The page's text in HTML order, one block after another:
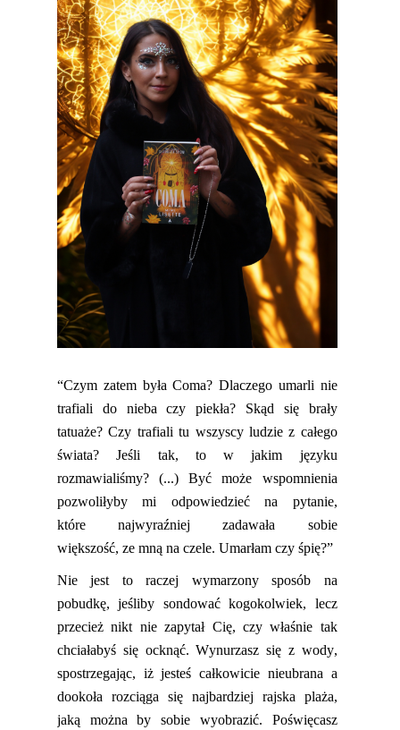
“Czym zatem byłaComa? Dlaczego umarli nie
trafiali do nieba czy piekła? Skąd się brały
tatuaże? Czy trafiali tu wszyscy ludzie z całego
świata? Jeśli tak, to w jakim języku
rozmawialiśmy? (...) Być może wspomnienia
pozwoliłyby mi odpowiedzieć na pytanie,
którenajwyraźniej zadawała sobie
większość, ze mną na czele. Umarłam czy śpię?”
Nie jest to raczej wymarzony sposób na
pobudkę, jeśliby sondowaćkogokolwiek, lecz
przecież nikt nie zapytał Cię, czy właśnie tak
chciałabyś się ocknąć. Wynurzasz się z wody,
spostrzegając, iż jesteś całkowicie nieubrana a
dookoła rozciąga się najbardziej rajska plaża,
jaką można by sobie wyobrazić. Poświęcasz